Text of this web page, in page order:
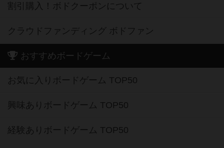
割引購入！ボドクーポンについて
クラウドファンディング ボドファン
おすすめボードゲーム
お気に入りボードゲーム TOP50
興味ありボードゲーム TOP50
経験ありボードゲーム TOP50